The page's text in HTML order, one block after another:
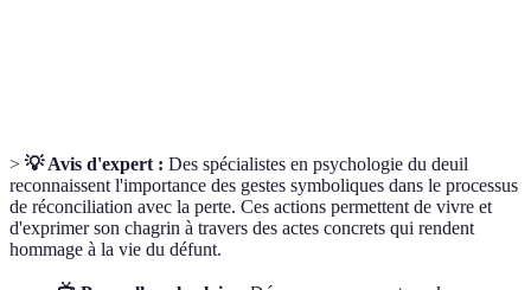
> 💡 Avis d'expert : Des spécialistes en psychologie du deuil
reconnaissent l'importance des gestes symboliques dans le processus
de réconciliation avec la perte. Ces actions permettent de vivre et
d'exprimer son chagrin à travers des actes concrets qui rendent
hommage à la vie du défunt.